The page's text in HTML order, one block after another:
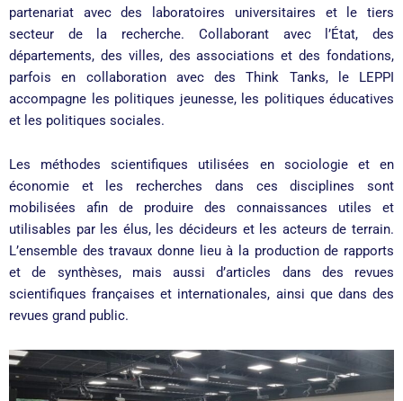
partenariat avec des laboratoires universitaires et le tiers
secteur de la recherche. Collaborant avec l’État, des
départements, des villes, des associations et des fondations,
parfois en collaboration avec des Think Tanks, le LEPPI
accompagne les politiques jeunesse, les politiques éducatives
et les politiques sociales.
Les méthodes scientifiques utilisées en sociologie et en
économie et les recherches dans ces disciplines sont
mobilisées afin de produire des connaissances utiles et
utilisables par les élus, les décideurs et les acteurs de terrain.
L’ensemble des travaux donne lieu à la production de rapports
et de synthèses, mais aussi d’articles dans des revues
scientifiques françaises et internationales, ainsi que dans des
revues grand public.